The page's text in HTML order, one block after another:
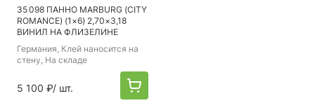
35 098 ПАННО MARBURG (CITY
ROMANCE) (1×6) 2,70×3,18
ВИНИЛ НА ФЛИЗЕЛИНЕ
Германия, Клей наносится на
стену, На складе
5 100 ₽/ шт.